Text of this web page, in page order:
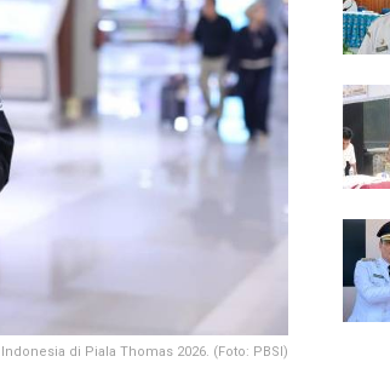
di Piala Thomas 2026. (Foto: PBSI)